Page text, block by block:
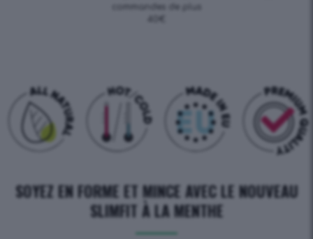
commandes de plus
SOYEZ EN FORME ET MINCE AVEC LE NOUVEAU
SLIMFIT À LA MENTHE